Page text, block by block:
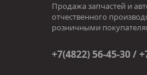
Продажа запчастей и
отчественного
розничными
+7(4822) 56-45-30 /